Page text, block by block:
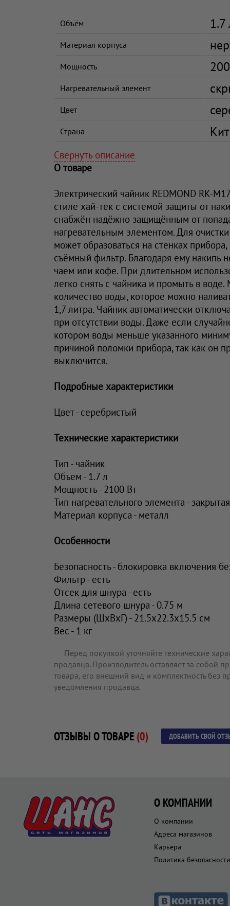
Объём 1.7
Материал корпуса
Мощность
Нагревательный элемент
Цвет
Страна
Свернуть описание
О товаре
Электрический чайник REDMOND RK-
стиле хай-тек с системой защиты от
снабжён надёжно защищённым от
нагревательным элементом. Для
может образоваться на стенках
съёмный фильтр. Благодаря ему накипь
чаем или кофе. При длительном
легко снять с чайника и промыть в
количество воды, которое можно
1,7 литра. Чайник автоматически
при отсутствии воды. Даже если
котором воды меньше указанного
причиной поломки прибора, так как он
выключится.
Подробные характеристики
Цвет - серебристый
Технические характеристики
Тип - чайник
Объем - 1.7 л
Мощность - 2100 Вт
Тип нагревательного элемента -
Материал корпуса - металл
Особенности
Безопасность - блокировка включения
Фильтр - есть
Отсек для шнура - есть
Длина сетевого шнура - 0.75 м
Размеры (ШхВхГ) - 21.5x22.3x15.5 см
Вес - 1 кг
Перед покупкой уточняйте технические
продавца. Производитель оставляет за собой
товара, его внешний вид и комплектность без
уведомления продавца.
ОТЗЫВЫ О ТОВАРЕ (0) ДОБАВИТЬ СВОЙ
О КОМПАНИИ
О компании
Адреса магазинов
Карьера
Политика безопасности